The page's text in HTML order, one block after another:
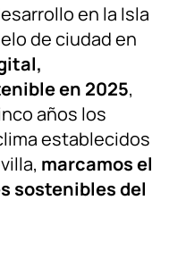
en la Isla
de ciudad en
en 2025,
años los
establecidos
marcamos el
sostenibles del